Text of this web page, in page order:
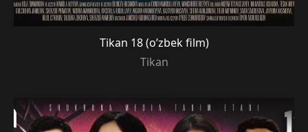
Tikan 18 (o’zbek film)
Tikan